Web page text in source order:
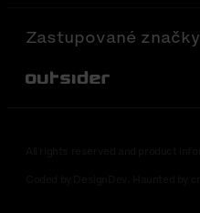
Zastupované značky
Out-Sider